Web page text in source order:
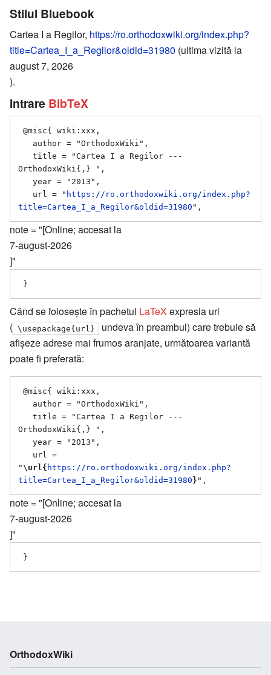
Stilul Bluebook
Cartea I a Regilor, https://ro.orthodoxwiki.org/index.php?
title=Cartea_I_a_Regilor&oldid=31980 (ultima vizită la
august 7, 2026
).
Intrare BibTeX
OrthodoxWiki{,} ",
   url = "
https://ro.orthodoxwiki.org/index.php?
title=Cartea_I_a_Regilor&oldid=31980
note = "[Online; accesat la
7-august-2026
]"
Când se folosește în pachetul LaTeX expresia url
( \usepackage{url}
undeva în preambul) care trebuie să
afișeze adrese mai frumos aranjate, următoarea variantă
poate fi preferată:
OrthodoxWiki{,} ",
" \url{ https://ro.orthodoxwiki.org/index.php?
title=Cartea_I_a_Regilor&oldid=31980 }
note = "[Online; accesat la
7-august-2026
]"
OrthodoxWiki